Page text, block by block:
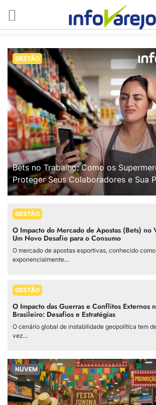
GESTÃO
Bets no Trabalho: Como os
Proteger Seus Colaboradores e Sua
GESTÃO
O Impacto do Mercado de Apostas (Bets) no
Um Novo Desafio para o Consumo
O mercado de apostas esportivas, conhecido
exponencialmente...
GESTÃO
O Impacto das Guerras e Conflitos Externos
Brasileiro: Desafios e Estratégias
O cenário global de instabilidade geopolítica tem
vez...
NUVEM